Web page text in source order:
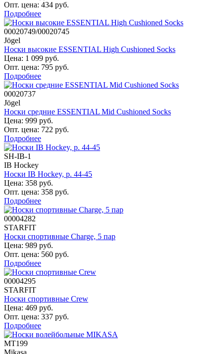
Опт. цена: 434 руб.
Подробнее
00020749/00020745
Jögel
Носки высокие ESSENTIAL High Cushioned Socks
Цена: 1 099 руб.
Опт. цена: 795 руб.
Подробнее
00020737
Jögel
Носки средние ESSENTIAL Mid Cushioned Socks
Цена: 999 руб.
Опт. цена: 722 руб.
Подробнее
SH-IB-1
IB Hockey
Носки IB Hockey, р. 44-45
Цена: 358 руб.
Опт. цена: 358 руб.
Подробнее
00004282
STARFIT
Носки спортивные Charge, 5 пар
Цена: 989 руб.
Опт. цена: 560 руб.
Подробнее
00004295
STARFIT
Носки спортивные Crew
Цена: 469 руб.
Опт. цена: 337 руб.
Подробнее
MT199
Mikasa